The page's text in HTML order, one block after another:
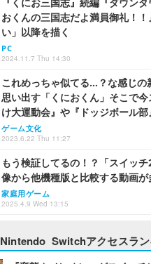
おくんの三国志だよ満員御礼！
い」以降を描く
PC
2024.11.7 Thu 14:30
これめっちゃ似てる…？な感じの
思い出す「くにおくん」そこで
け大運動会』や『ドッジボール
ゲーム文化
2023.6.22 Thu 11:27
もう検証してるの！？「スイッ
像から他機種版と比較する動画
家庭用ゲーム
2025.4.9 Wed 13:15
Nintendo Switchアクセスラン